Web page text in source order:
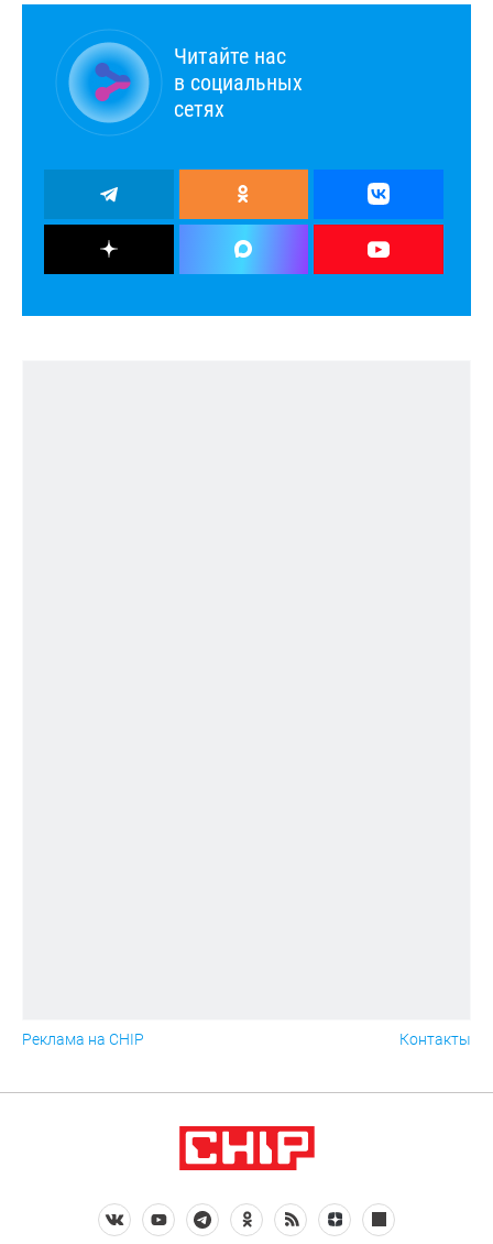
Читайте нас
в социальных
сетях
Реклама на CHIP Контакты